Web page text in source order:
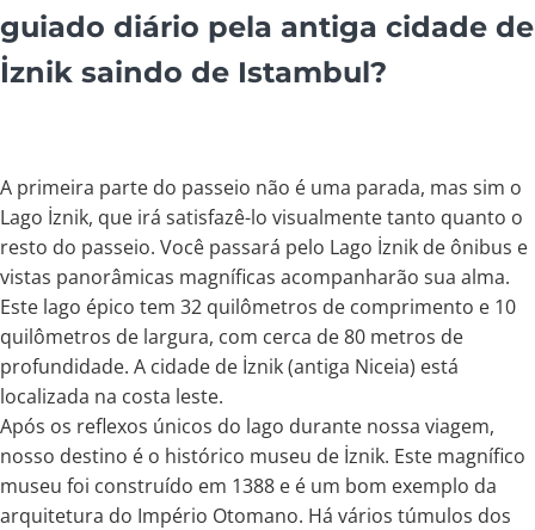
guiado diário pela antiga cidade de
İznik saindo de Istambul?
A primeira parte do passeio não é uma parada, mas sim o
Lago İznik, que irá satisfazê-lo visualmente tanto quanto o
resto do passeio. Você passará pelo Lago İznik de ônibus e
vistas panorâmicas magníficas acompanharão sua alma.
Este lago épico tem 32 quilômetros de comprimento e 10
quilômetros de largura, com cerca de 80 metros de
profundidade. A cidade de İznik (antiga Niceia) está
localizada na costa leste.
Após os reflexos únicos do lago durante nossa viagem,
nosso destino é o histórico museu de İznik. Este magnífico
museu foi construído em 1388 e é um bom exemplo da
arquitetura do Império Otomano. Há vários túmulos dos